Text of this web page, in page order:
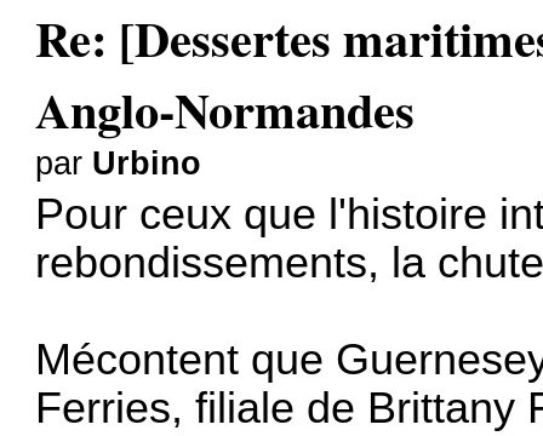
Re: [Dessertes
Anglo-Normandes
par Urbino
Pour ceux que l'histoire
rebondissements, la
Mécontent que
Ferries, filiale de Brittany